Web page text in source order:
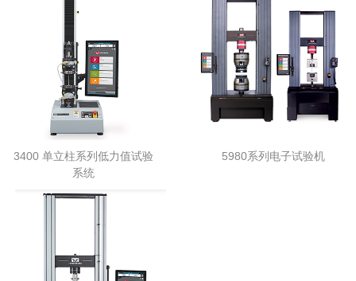
3400 单立柱系列低力值试验
系统
5980系列电子试验机